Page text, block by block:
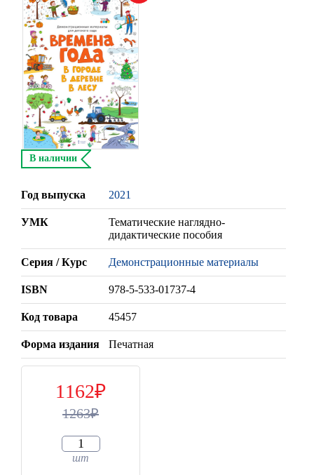
В наличии
Год выпуска 2021
УМК
Тематические наглядно-
дидактические пособия
Серия / Курс Демонстрационные материалы
ISBN 978-5-533-01737-4
Код товара 45457
Форма издания Печатная
1162
1263
шт